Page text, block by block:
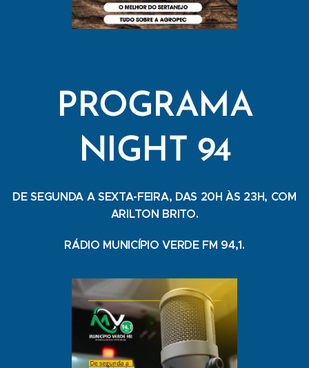
PROGRAMA
NIGHT 94
DE SEGUNDA A SEXTA-FEIRA, DAS 20H ÀS 23H, COM
ARILTON BRITO.
RÁDIO MUNICÍPIO VERDE FM 94,1.